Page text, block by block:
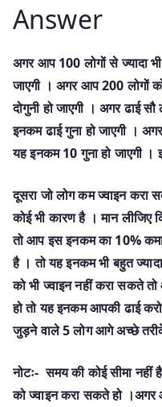
Answer
अगर आप 100 लोगों से ज्यादा
जाएगी । अगर आप 200 लोगों
दोगुनी हो जाएगी । अगर ढाई
इनकम ढाई गुना हो जाएगी ।
यह इनकम 10 गुना हो जाएगी ।
दूसरा जो लोग कम ज्वाइन
कोई भी कारण है । मान लीजिए
तो आप इस इनकम का 10%
है । तो यह इनकम भी बहुत
को भी ज्वाइन नहीं करा सकते
हो तो यह इनकम आपकी ढाई
जुड़ने वाले 5 लोग आगे अच्छे
नोटः- समय की कोई सीमा
को ज्वाइन करा सकते हो ।अगर